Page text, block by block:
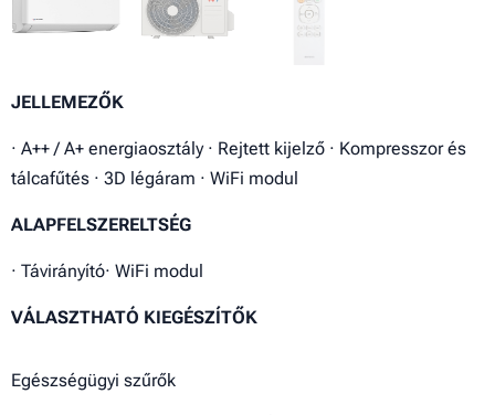
JELLEMEZŐK
· A++ / A+ energiaosztály · Rejtett kijelző · Kompresszor és
tálcafűtés · 3D légáram · WiFi modul
ALAPFELSZERELTSÉG
· Távirányító· WiFi modul
VÁLASZTHATÓ KIEGÉSZÍTŐK
Egészségügyi szűrők